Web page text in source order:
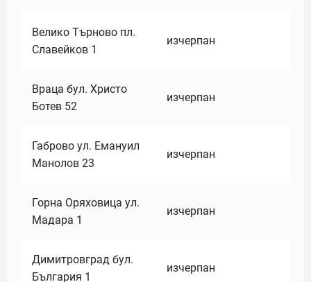
Велико Търново пл.
Славейков 1
изчерпан
Враца бул. Христо
Ботев 52
изчерпан
Габрово ул. Емануил
Манолов 23
изчерпан
Горна Оряховица ул.
Мадара 1
изчерпан
Димитровград бул.
България 1
изчерпан